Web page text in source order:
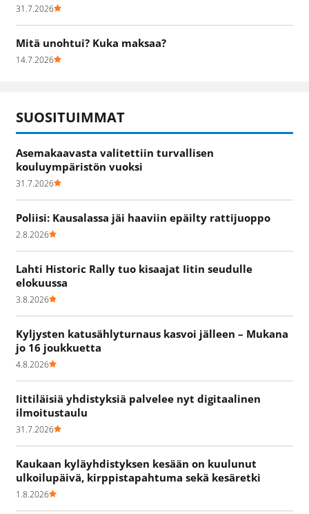
31.7.2026
Mitä unohtui? Kuka maksaa?
14.7.2026
SUOSITUIMMAT
Asemakaavasta valitettiin turvallisen
kouluympäristön vuoksi
31.7.2026
Poliisi: Kausalassa jäi haaviin epäilty rattijuoppo
2.8.2026
Lahti Historic Rally tuo kisaajat Iitin seudulle
elokuussa
3.8.2026
Kyljysten katusählyturnaus kasvoi jälleen – Mukana
jo 16 joukkuetta
4.8.2026
Iittiläisiä yhdistyksiä palvelee nyt digitaalinen
ilmoitustaulu
31.7.2026
Kaukaan kyläyhdistyksen kesään on kuulunut
ulkoilupäivä, kirppistapahtuma sekä kesäretki
1.8.2026